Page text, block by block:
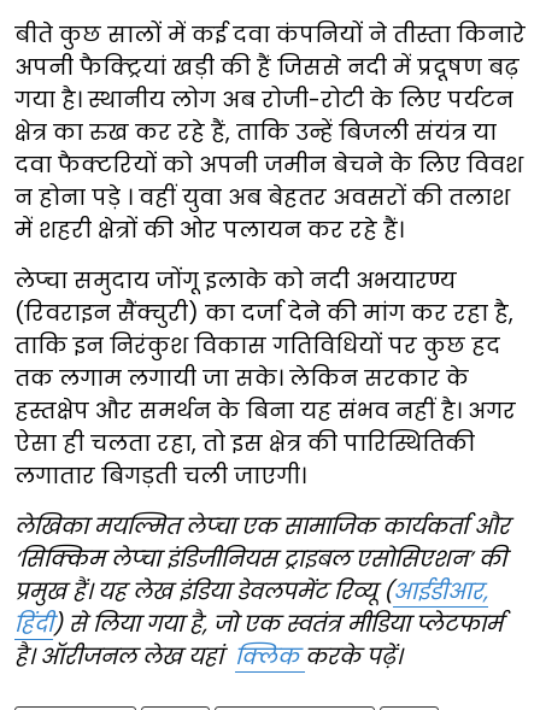
बीते कुछ सालों में कई दवा कंपनियों ने तीस्ता किनारे
अपनी फैक्ट्रियां खड़ी की हैं जिससे नदी में प्रदूषण बढ़
गया है। स्थानीय लोग अब रोजी-रोटी के लिए पर्यटन
क्षेत्र का रुख कर रहे हैं, ताकि उन्हें बिजली संयंत्र या
दवा फैक्टरियों को अपनी जमीन बेचने के लिए विवश
न होना पड़े । वहीं युवा अब बेहतर अवसरों की तलाश
में शहरी क्षेत्रों की ओर पलायन कर रहे हैं।
लेप्चा समुदाय जोंगू इलाके को नदी अभयारण्य
(रिवराइन सैंक्चुरी) का दर्जा देने की मांग कर रहा है,
ताकि इन निरंकुश विकास गतिविधियों पर कुछ हद
तक लगाम लगायी जा सके। लेकिन सरकार के
हस्तक्षेप और समर्थन के बिना यह संभव नहीं है। अगर
ऐसा ही चलता रहा, तो इस क्षेत्र की पारिस्थितिकी
लगातार बिगड़ती चली जाएगी।
लेखिका मयल्मित लेप्चा एक सामाजिक कार्यकर्ता और
‘सिक्किम लेप्चा इंडिजीनियस ट्राइबल एसोसिएशन’ की
प्रमुख हैं। यह लेख इंडिया डेवलपमेंट रिव्यू (आईडीआर,
हिंदी) से लिया गया है, जो एक स्वतंत्र मीडिया प्लेटफार्म
है। ऑरीजनल लेख यहां क्लिककरके पढ़ें।